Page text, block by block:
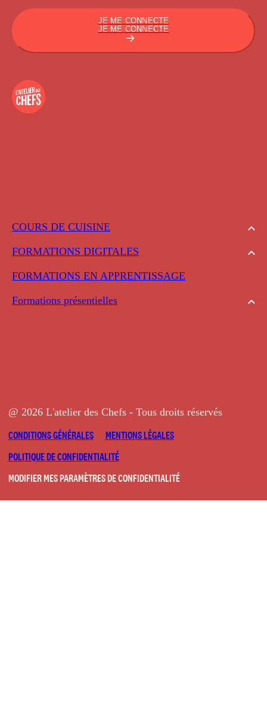
COURS DE CUISINE
FORMATIONS DIGITALES
FORMATIONS EN APPRENTISSAGE
Formations présentielles
JE ME CONNECTE
JE ME CONNECTE
@ 2026 L'atelier des Chefs - Tous droits réservés
CONDITIONS GÉNÉRALES
MENTIONS LÉGALES
POLITIQUE DE CONFIDENTIALITÉ
MODIFIER MES PARAMÈTRES DE CONFIDENTIALITÉ